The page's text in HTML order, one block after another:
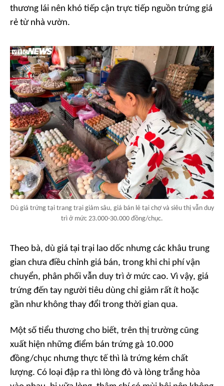
thương lái nên khó tiếp cận trực tiếp nguồn trứng giá
rẻ từ nhà vườn.
Dù giá trứng tại trang trại giảm sâu, giá bán lẻ tại chợ và siêu thị vẫn duy
trì ở mức 23.000-30.000 đồng/chục.
Theo bà, dù giá tại trại lao dốc nhưng các khâu trung
gian chưa điều chỉnh giá bán, trong khi chi phí vận
chuyển, phân phối vẫn duy trì ở mức cao. Vì vậy, giá
trứng đến tay người tiêu dùng chỉ giảm rất ít hoặc
gần như không thay đổi trong thời gian qua.
Một số tiểu thương cho biết, trên thị trường cũng
xuất hiện những điểm bán trứng gà 10.000
đồng/chục nhưng thực tế thì là trứng kém chất
lượng. Có loại đập ra thì lòng đỏ và lòng trắng hòa